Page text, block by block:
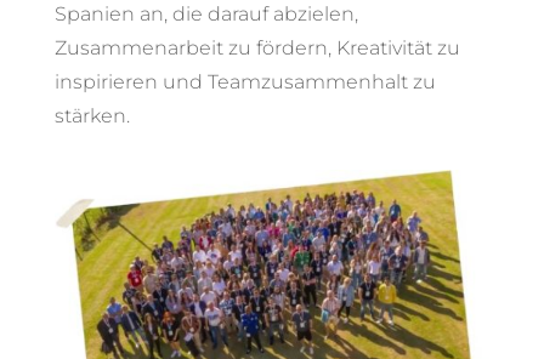
Spanien an, die darauf abzielen,
Zusammenarbeit zu fördern, Kreativität zu
inspirieren und Teamzusammenhalt zu
stärken.